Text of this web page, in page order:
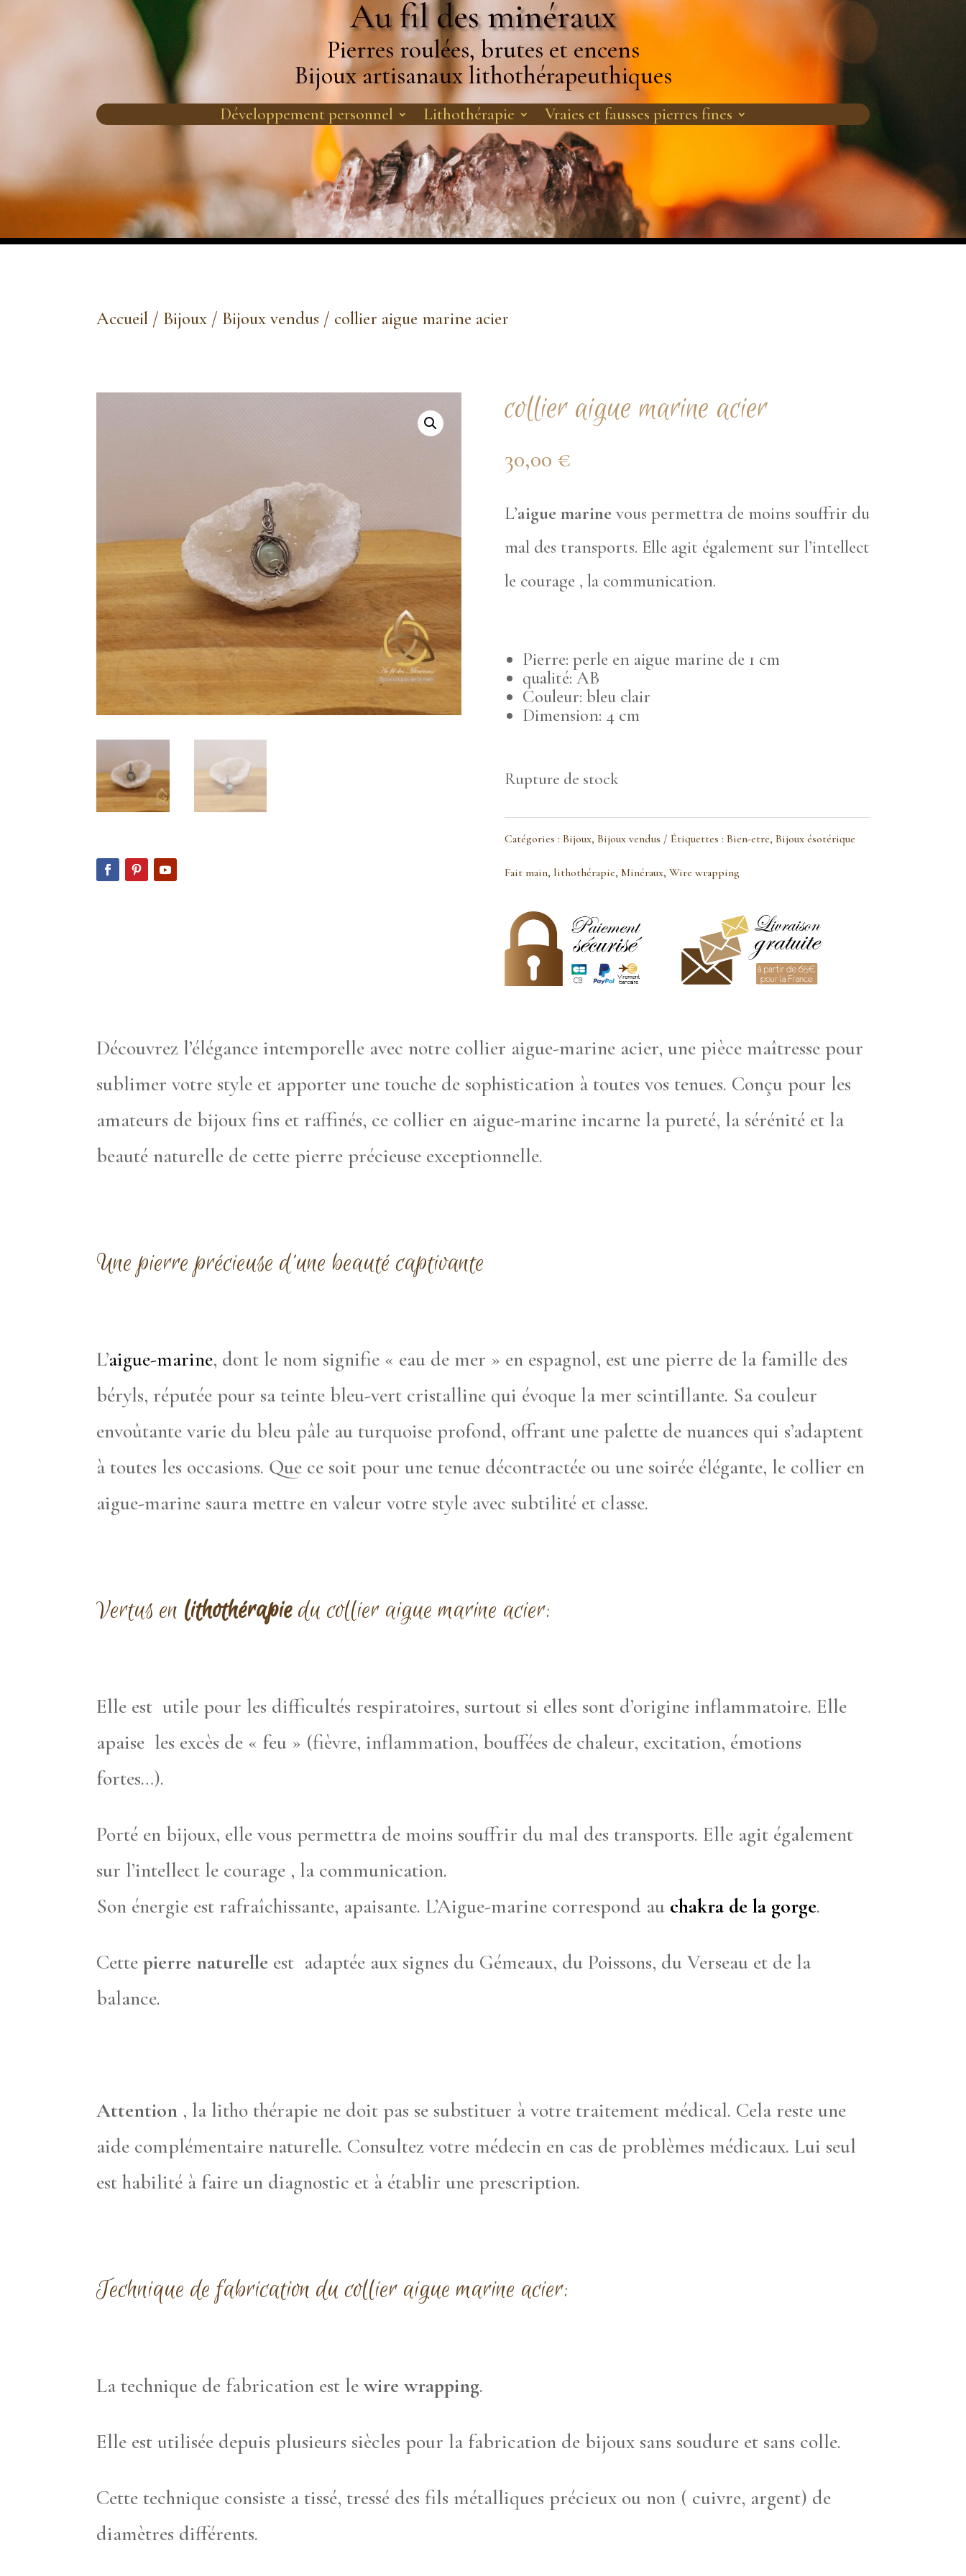
Au fil des minéraux
Pierres roulées, brutes et encens
Bijoux artisanaux lithothérapeuthiques
Développement personnel Lithothérapie Vraies et fausses pierres fines
Accueil / Bijoux / Bijoux vendus / collier aigue marine acier
collier aigue marine acier
30,00 €
L’aigue marine vous permettra de moins souffrir du
mal des transports. Elle agit également sur l’intellect
le courage , la communication.
Pierre: perle en aigue marine de 1 cm
qualité: AB
Couleur: bleu clair
Dimension: 4 cm
Rupture de stock
Catégories : Bijoux, Bijoux vendus Étiquettes : Bien-etre, Bijoux ésotérique
Fait main, lithothérapie, Minéraux, Wire wrapping
Découvrez l’élégance intemporelle avec notre collier aigue-marine acier, une pièce maîtresse pour
sublimer votre style et apporter une touche de sophistication à toutes vos tenues. Conçu pour les
amateurs de bijoux fins et raffinés, ce collier en aigue-marine incarne la pureté, la sérénité et la
beauté naturelle de cette pierre précieuse exceptionnelle.
Une pierre précieuse d’une beauté captivante
L’aigue-marine, dont le nom signifie « eau de mer » en espagnol, est une pierre de la famille des
béryls, réputée pour sa teinte bleu-vert cristalline qui évoque la mer scintillante. Sa couleur
envoûtante varie du bleu pâle au turquoise profond, offrant une palette de nuances qui s’adaptent
à toutes les occasions. Que ce soit pour une tenue décontractée ou une soirée élégante, le collier en
aigue-marine saura mettre en valeur votre style avec subtilité et classe.
Vertus en lithothérapiedu collier aigue marine acier:
Elle est utile pour les difficultés respiratoires, surtout si elles sont d’origine inflammatoire. Elle
apaise les excès de « feu » (fièvre, inflammation, bouffées de chaleur, excitation, émotions
fortes…).
Porté en bijoux, elle vous permettra de moins souffrir du mal des transports. Elle agit également
sur l’intellect le courage , la communication.
Son énergie est rafraîchissante, apaisante. L’Aigue-marine correspond au chakra de la gorge.
Cettepierre naturelle est adaptée aux signes du Gémeaux, du Poissons, du Verseau et de la
balance.
Attention , la litho thérapie ne doit pas se substituer à votre traitement médical. Cela reste une
aide complémentaire naturelle. Consultez votre médecin en cas de problèmes médicaux. Lui seul
est habilité à faire un diagnostic et à établir une prescription.
Technique de fabrication du collier aigue marine acier:
La technique de fabrication est lewire wrapping.
Elle est utilisée depuis plusieurs siècles pour la fabrication de bijoux sans soudure et sans colle.
Cette technique consiste a tissé, tressé des fils métalliques précieux ou non ( cuivre, argent) de
diamètres différents.